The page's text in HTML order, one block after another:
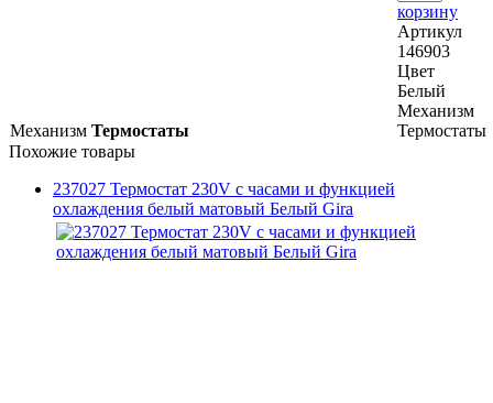
корзину
Артикул
146903
Цвет
Белый
Механизм
Термостаты
Механизм Термостаты
Похожие товары
237027 Термостат 230V с часами и функцией
охлаждения белый матовый Белый Gira